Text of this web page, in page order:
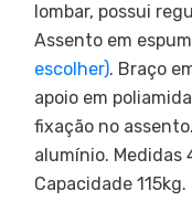
lombar, possui
Assento em
escolher). Braço
apoio em
fixação no
alumínio. Medidas
Capacidade 115kg.